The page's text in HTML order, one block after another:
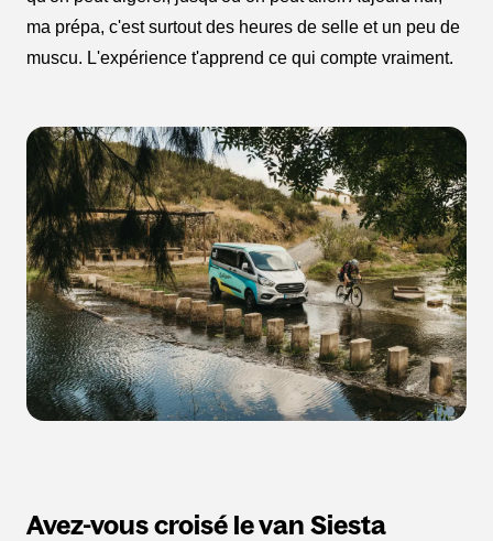
ma prépa, c'est surtout des heures de selle et un peu de
muscu. L'expérience t'apprend ce qui compte vraiment.
Avez-vous croisé le van Siesta